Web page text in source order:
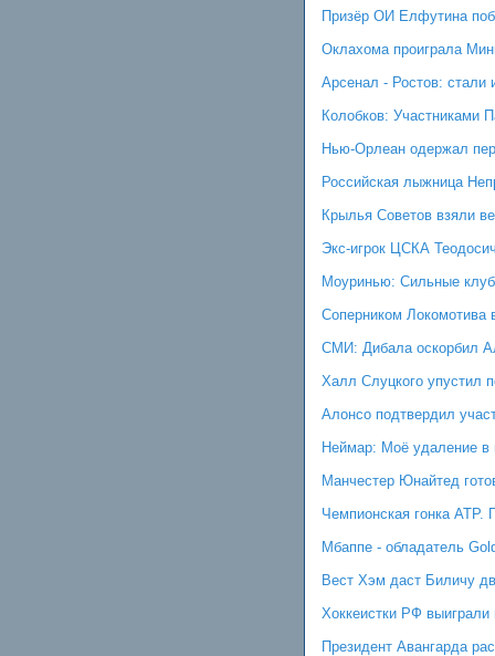
Призёр ОИ Елфутина
Оклахома проиграла
Арсенал - Ростов: стали
Колобков: Участниками
Нью-Орлеан одержал
Российская лыжница
Крылья Советов взяли
Экс-игрок ЦСКА
Моуринью: Сильные
Соперником
СМИ: Дибала оскорбил
Халл Слуцкого упустил
Алонсо подтвердил
Неймар: Моё удаление
Манчестер Юнайтед
Чемпионская гонка АТР.
Мбаппе - обладатель
Вест Хэм даст Биличу
Хоккеистки РФ
Президент Авангарда